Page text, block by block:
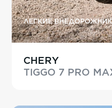
ЛЕГКИЕ
CHERY
TIGGO 7 PRO